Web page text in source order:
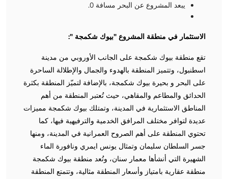
يبعد المشروع عن البحر مسافة 0.
الاستثمار في منطقة المشروع "بيوك شكمجة ":
تقع منطقة بيوك شكمجة على الجانب الأوروبي من مدينة
اسطنبول، وتتميز المنطقة بالهدوء والجمال والإطلالة الساحرة
على البحر و بحيرة بيوك شكمجة، بالإضافة لتميّز المنطقة بكثرة
الحدائق والمطاعم والمقاهي، حيث تُعتبر المنطقة من أهم
المناطق الاستثمارية في المدينة، وتمتلك بيوك شكمجة مميزات
عديدة لتوافر مختلف المرافق الخدمية والترفيهية فيها، كما
تحتوي المنطقة على أهم الصروح العمرانية في المدينة، ومنها
جسر السلطان سليمان وتمثال يونس ايمري ونافورة الماء
الشهيرة التي أنشأها معمار سنان، وتُعد منطقة بيوك شكمجة
منطقة عقارية بامتياز وأسعار المنطقة مثالية، وتتمتع المنطقة